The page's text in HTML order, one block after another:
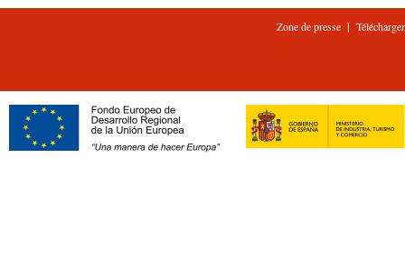
Zone de presse |